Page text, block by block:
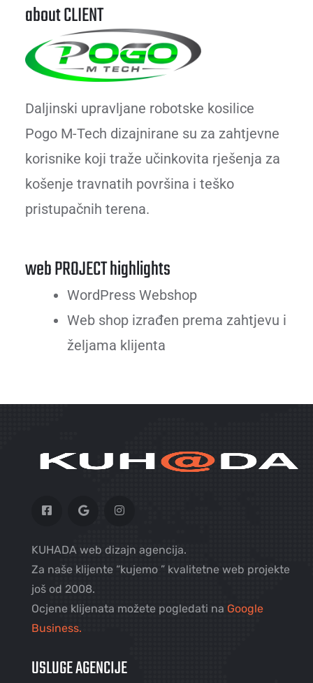
about CLIENT
Daljinski upravljane robotske kosilice
Pogo M-Tech dizajnirane su za zahtjevne
korisnike koji traže učinkovita rješenja za
košenje travnatih površina i teško
pristupačnih terena.
web PROJECT highlights
WordPress Webshop
Web shop izrađen prema zahtjevu i
željama klijenta
KUHADA web dizajn agencija.
Za naše klijente “kujemo ” kvalitetne web projekte
još od 2008.
Ocjene klijenata možete pogledati na Google
Business.
USLUGE AGENCIJE